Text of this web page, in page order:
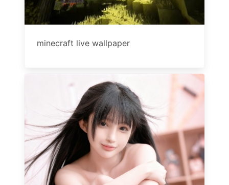
minecraft live wallpaper